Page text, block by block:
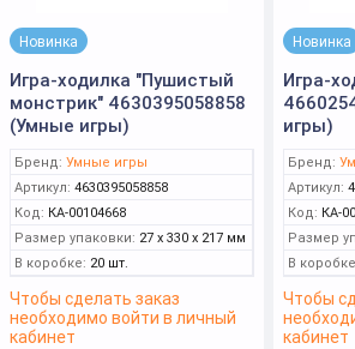
Новинка
Игра-ходилка "Пушистый
монстрик" 4630395058858
(Умные игры)
Бренд: Умные игры
Артикул: 4630395058858
Код: КА-00104668
Размер упаковки: 27 x 330 x 217 мм
В коробке: 20 шт.
Чтобы сделать заказ
необходимо войти в личный
кабинет
Новинка
Игра-
игры)
Бренд:
Артикул:
Код: КА-
Размер
В
Чтобы
кабинет